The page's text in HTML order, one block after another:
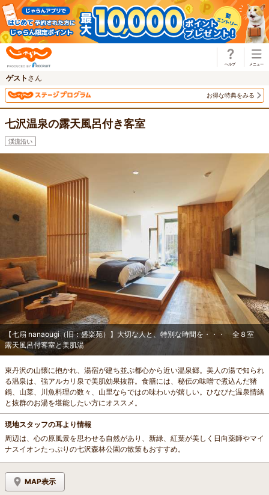
ゲスト さん
お得な特典をみる
七沢温泉の露天風呂付き客室
渓流沿い
【七扇 nanaougi（旧：盛楽苑）】大切な人と、特別な時間を・・・ 全８室
露天風呂付客室と美肌湯
東丹沢の山懐に抱かれ、湯宿が建ち並ぶ都心から近い温泉郷。美人の湯で知られ
る温泉は、強アルカリ泉で美肌効果抜群。食膳には、秘伝の味噌で煮込んだ猪
鍋、山菜、川魚料理の数々、山里ならではの味わいが嬉しい。ひなびた温泉情緒
と抜群のお湯を堪能したい方にオススメ。
現地スタッフの耳より情報
周辺は、心の原風景を思わせる自然があり、新緑、紅葉が美しく日向薬師やマイ
ナスイオンたっぷりの七沢森林公園の散策もおすすめ。
MAP表示